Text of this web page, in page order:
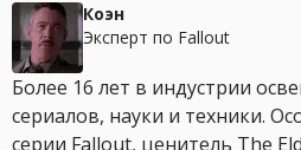
Коэн
Эксперт по Fallout
Более 16 лет в индустрии
сериалов, науки и техники.
серии Fallout, ценитель The